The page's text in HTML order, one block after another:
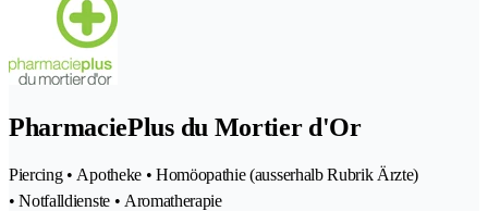
PharmaciePlus du Mortier d'Or
Piercing • Apotheke • Homöopathie (ausserhalb Rubrik Ärzte)
• Notfalldienste • Aromatherapie